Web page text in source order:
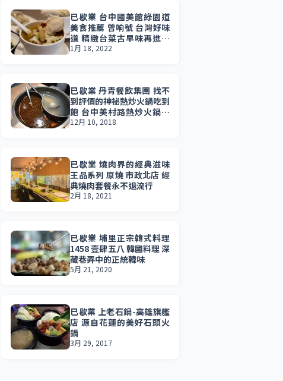
已歇業 台中國美館綠園道
美食推薦 曾响號 台灣好味
道 精緻台菜古早味再進化
台中煲湯推薦 必吃瓜仔肉
1月 18, 2022
已歇業 丹青餐飲集團 找不
到評價的神祕熱炒火鍋吃到
飽 台中美村路熱炒火鍋吃
到飽
12月 10, 2018
已歇業 燒肉界的經典滋味
王品系列 原燒 市政北店 經
典燒肉套餐永不退流行
2月 18, 2021
已歇業 埔里正宗韓式料理
1458 壹肆五八 韓國料理 深
藏巷弄中的正統韓味
5月 21, 2020
已歇業 上老石鍋-高雄旗艦
店 源自花蓮的美好石頭火
鍋
3月 29, 2017